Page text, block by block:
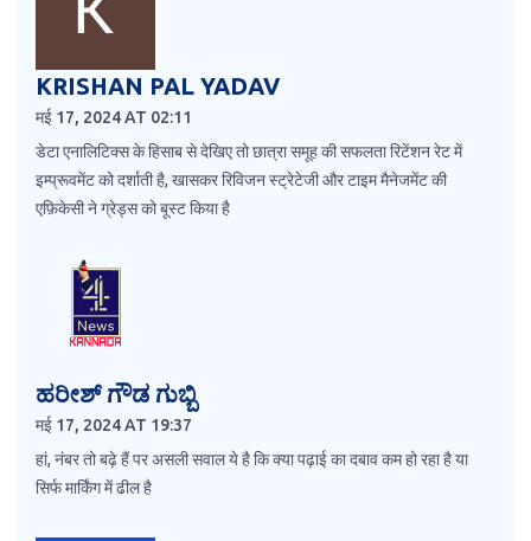
KRISHAN PAL YADAV
मई 17, 2024 AT 02:11
डेटा एनालिटिक्स के हिसाब से देखिए तो छात्रा समूह की सफलता रिटेंशन रेट में
इम्प्रूवमेंट को दर्शाती है, खासकर रिविजन स्ट्रेटेजी और टाइम मैनेजमेंट की
एफ़िकेसी ने ग्रेड्स को बूस्ट किया है
ಹರೀಶ್ ಗೌಡ ಗುಬ್ಬಿ
मई 17, 2024 AT 19:37
हां, नंबर तो बढ़े हैं पर असली सवाल ये है कि क्या पढ़ाई का दबाव कम हो रहा है या
सिर्फ मार्किंग में ढील है